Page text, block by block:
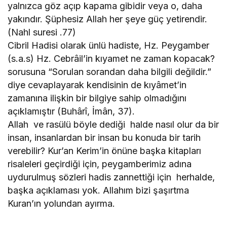
yalnızca göz açıp kapama gibidir veya o, daha
yakındır. Şüphesiz Allah her şeye güç yetirendir.
(Nahl suresi .77)
Cibril Hadisi olarak ünlü hadiste, Hz. Peygamber
(s.a.s) Hz. Cebrâil’in kıyamet ne zaman kopacak?
sorusuna “Sorulan sorandan daha bilgili değildir.”
diye cevaplayarak kendisinin de kıyâmet’in
zamanına ilişkin bir bilgiye sahip olmadığını
açıklamıştır (Buhârî, İmân, 37).
Allah ve rasülü böyle dediği halde nasıl olur da bir
insan, insanlardan bir insan bu konuda bir tarih
verebilir? Kur’an Kerim’in önüne başka kitapları
risaleleri geçirdiği için, peygamberimiz adına
uydurulmuş sözleri hadis zannettiği için herhalde,
başka açıklaması yok. Allahım bizi şaşırtma
Kuran’ın yolundan ayırma.